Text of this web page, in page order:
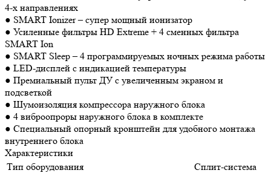
4-х направлениях
● SMART Ionizer – супер мощный ионизатор
● Усиленные фильтры HD Extreme + 4 сменных фильтра
SMART Ion
● SMART Sleep – 4 программируемых ночных режима работы
● LED-дисплей с индикацией температуры
● Премиальный пульт ДУ с увеличенным экраном и
подсветкой
● Шумоизоляция компрессора наружного блока
● 4 виброопроры наружного блока в комплекте
● Специальный опорный кронштейн для удобного монтажа
внутреннего блока
Характеристики
Тип оборудования
Сплит-система